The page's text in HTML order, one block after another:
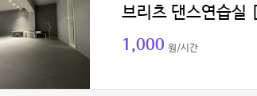
브리츠 댄스연습실
1,000 원/시간